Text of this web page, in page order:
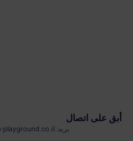
أبق على اتصال
بريد: info@oren-playground.co.il